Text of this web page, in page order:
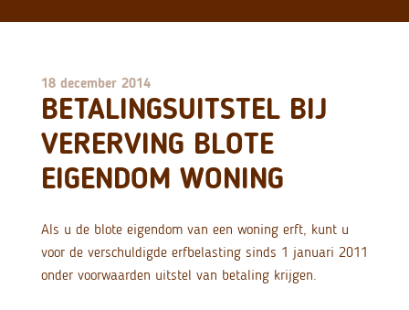
18 december 2014
BETALINGSUITSTEL BIJ
VERERVING BLOTE
EIGENDOM WONING
Als u de blote eigendom van een woning erft, kunt u
voor de verschuldigde erfbelasting sinds 1 januari 2011
onder voorwaarden uitstel van betaling krijgen.